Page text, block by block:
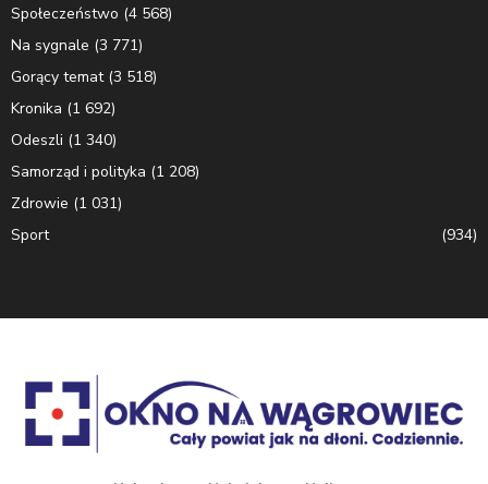
Społeczeństwo (4 568)
Na sygnale (3 771)
Gorący temat(3 518)
Kronika (1 692)
Odeszli (1 340)
Samorząd i polityka (1 208)
Zdrowie (1 031)
Sport
(934)